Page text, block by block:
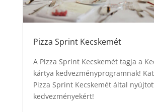
Pizza Sprint Kecskemét
A Pizza Sprint Kecskemét tagja a
kártya kedvezményprogramnak!
Pizza Sprint Kecskemét által
kedvezményekért!